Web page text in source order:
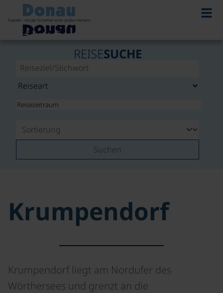
REISESUCHE
Suchen
Krumpendorf
Krumpendorf liegt am Nordufer des
Wörthersees und grenzt an die